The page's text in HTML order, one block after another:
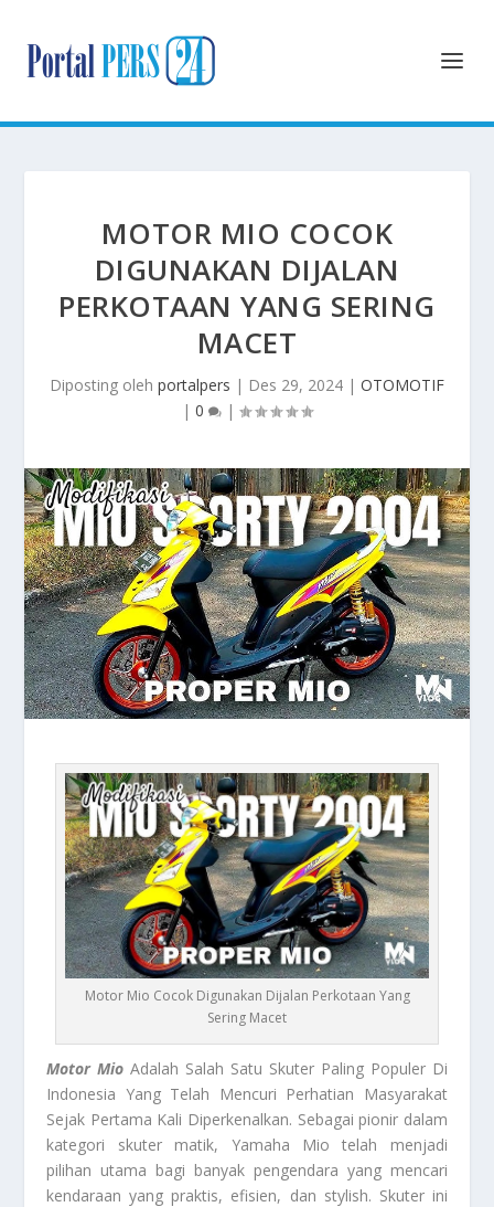
MOTOR MIO COCOK
DIGUNAKAN DIJALAN
PERKOTAAN YANG SERING
MACET
Diposting oleh portalpers | Des 29, 2024 | OTOMOTIF
| 0 |
Motor Mio Cocok Digunakan Dijalan Perkotaan Yang
Sering Macet
Motor Mio Adalah Salah Satu Skuter Paling Populer Di
Indonesia Yang Telah Mencuri Perhatian Masyarakat
Sejak Pertama Kali Diperkenalkan. Sebagai pionir dalam
kategori skuter matik, Yamaha Mio telah menjadi
pilihan utama bagi banyak pengendara yang mencari
kendaraan yang praktis, efisien, dan stylish. Skuter ini